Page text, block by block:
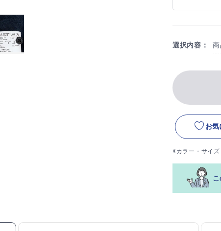
選択内容：
お気
※カラー・サイ